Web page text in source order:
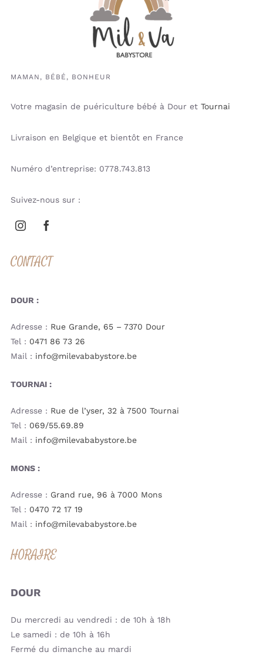
MAMAN, BÉBÉ, BONHEUR
Votre magasin de puériculture bébé à Dour et Tournai
Livraison en Belgique et bientôt en France
Numéro d’entreprise: 0778.743.813
Suivez-nous sur :
CONTACT
DOUR :
Adresse : Rue Grande, 65 – 7370 Dour
Tel : 0471 86 73 26
Mail : info@milevababystore.be
TOURNAI :
Adresse : Rue de l’yser, 32 à 7500 Tournai
Tel : 069/55.69.89
Mail : info@milevababystore.be
MONS :
Adresse : Grand rue, 96 à 7000 Mons
Tel : 0470 72 17 19
Mail : info@milevababystore.be
HORAIRE
DOUR
Du mercredi au vendredi : de 10h à 18h
Le samedi : de 10h à 16h
Fermé du dimanche au mardi